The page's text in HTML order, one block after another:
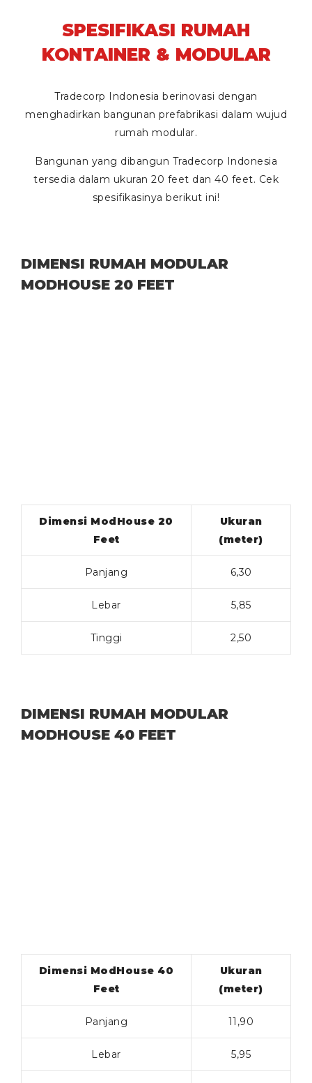
SPESIFIKASI RUMAH
KONTAINER & MODULAR
Tradecorp Indonesia berinovasi dengan
menghadirkan bangunan prefabrikasi dalam wujud
rumah modular.
Bangunan yang dibangun Tradecorp Indonesia
tersedia dalam ukuran 20 feet dan 40 feet. Cek
spesifikasinya berikut ini!
DIMENSI RUMAH MODULAR
MODHOUSE 20 FEET
Dimensi ModHouse 20
Feet
Ukuran
(meter)
Panjang 6,30
Lebar 5,85
Tinggi 2,50
DIMENSI RUMAH MODULAR
MODHOUSE 40 FEET
Dimensi ModHouse 40
Feet
Ukuran
(meter)
Panjang 11,90
Lebar 5,95